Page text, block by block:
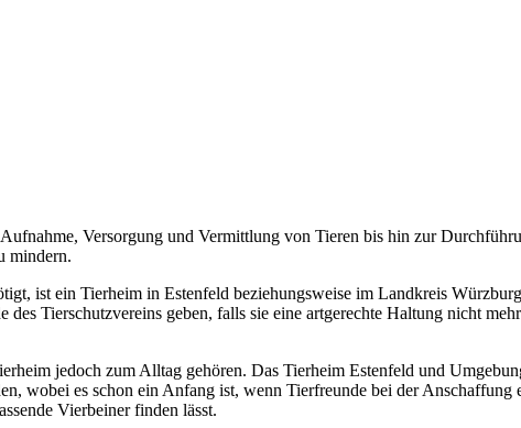
Versorgung und Vermittlung von Tieren bis hin zur
mindern.
ist ein Tierheim in Estenfeld beziehungsweise im Landkreis
Tierschutzvereins geben, falls sie eine artgerechte Haltung nicht
jedoch zum Alltag gehören. Das Tierheim Estenfeld und
wobei es schon ein Anfang ist, wenn Tierfreunde bei der
Vierbeiner finden lässt.